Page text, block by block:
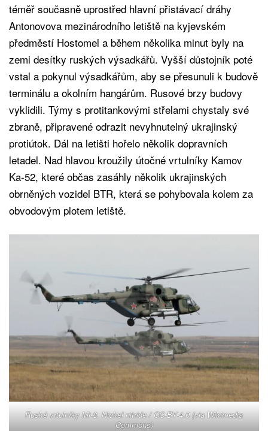
téměř současně uprostřed hlavní přistávací dráhy
Antonovova mezinárodního letiště na kyjevském
předměstí Hostomel a během několika minut byly na
zemi desítky ruských výsadkářů. Vyšší důstojník poté
vstal a pokynul výsadkářům, aby se přesunuli k budově
terminálu a okolním hangárům. Rusové brzy budovy
vyklidili. Týmy s protitankovými střelami chystaly své
zbraně, připravené odrazit nevyhnutelný ukrajinský
protiútok. Dál na letišti hořelo několik dopravních
letadel. Nad hlavou kroužily útočné vrtulníky Kamov
Ka-52, které občas zasáhly několik ukrajinských
obrněných vozidel BTR, která se pohybovala kolem za
obvodovým plotem letiště.
Ruské vrtulníky Mi-8. Nickel nitride /CC-BY-4.0(via Wikimedia
Commons)